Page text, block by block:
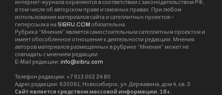
интернет-журнала охраняются в соответствии с законодательством РФ,
в том числе об авторском праве и смежных правах. При любом
использовании материалов сайта и сателлитных проектов –
гиперссылка на SIBRU.COM обязательна.
Рубрика “Мнения” является самостоятельным сателлитным проектом и
имеет обособленное отношение к деятельности редакции. Мнения
авторов материалов размещенных в рубрике “Мнения” может не
совпадать с мнением редакции.
E-Mail редакции: info@sibru.com
Телефон редакции: +7 913 002 24 80
Адрес редакции: 630091, Новосибирск, ул. Державина, дом 4, кв. 3
Сайт является средством массовой информации. 18+.